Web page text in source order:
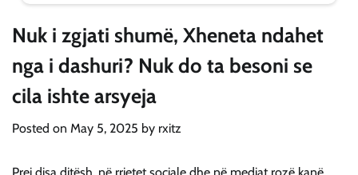
Nuk i zgjati shumë, Xheneta ndahet
nga i dashuri? Nuk do ta besoni se
cila ishte arsyeja
Posted on May 5, 2025 by rxitz